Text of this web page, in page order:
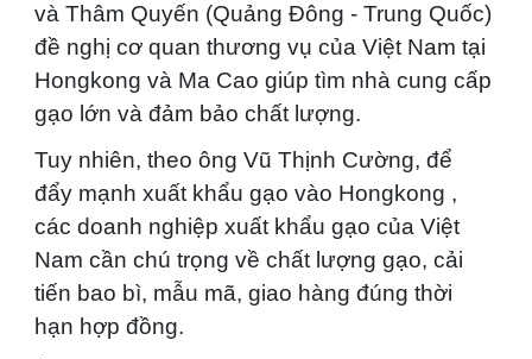
và Thâm Quyến (Quảng Đông - Trung Quốc)
đề nghị cơ quan thương vụ của Việt Nam tại
Hongkong và Ma Cao giúp tìm nhà cung cấp
gạo lớn và đảm bảo chất lượng.
Tuy nhiên, theo ông Vũ Thịnh Cường, để
đẩy mạnh xuất khẩu gạo vào Hongkong ,
các doanh nghiệp xuất khẩu gạo của Việt
Nam cần chú trọng về chất lượng gạo, cải
tiến bao bì, mẫu mã, giao hàng đúng thời
hạn hợp đồng.